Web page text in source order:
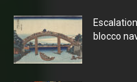
blocco